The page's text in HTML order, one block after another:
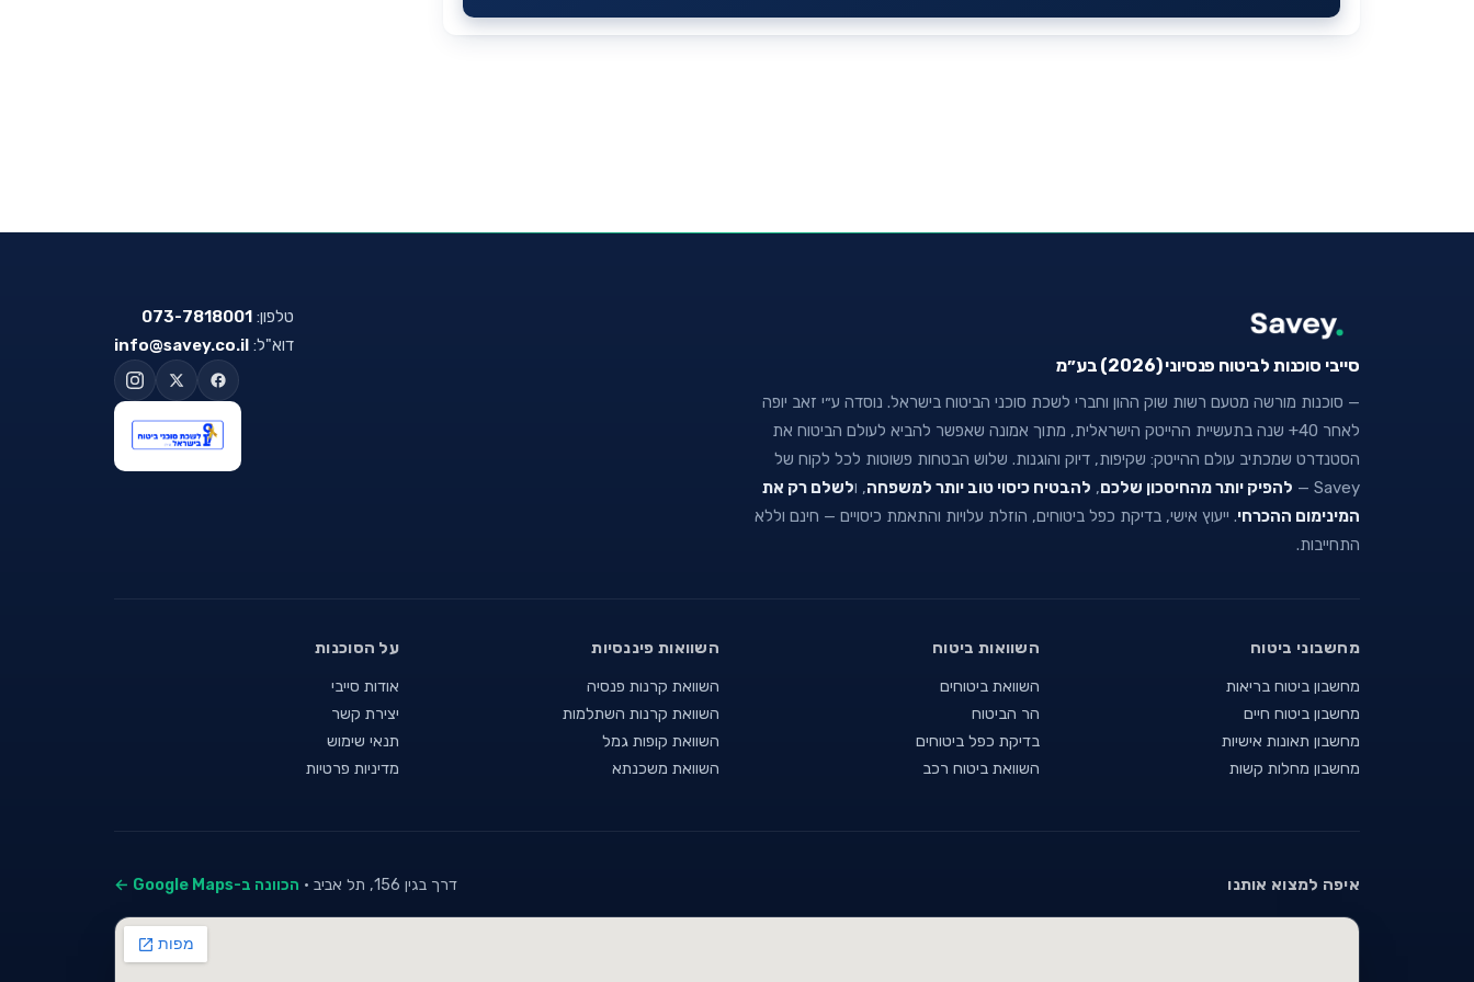
סייבי סוכנות לביטוח פנסיוני (2026) בע״מ
— סוכנות מורשה מטעם רשות שוק ההון וחברי לשכת סוכני הביטוח בישראל. נוסדה ע״י זאב יופה
לאחר 40+ שנה בתעשיית ההייטק הישראלית, מתוך אמונה שאפשר להביא לעולם הביטוח את
הסטנדרט שמכתיב עולם ההייטק: שקיפות, דיוק והוגנות. שלוש הבטחות פשוטות לכל לקוח של
Savey —
להפיק יותר מהחיסכון שלכם, להבטיח כיסוי טוב יותר למשפחה, ולשלם רק את
המינימום ההכרחי. ייעוץ אישי, בדיקת כפל ביטוחים, הוזלת עלויות והתאמת כיסויים — חינם וללא
התחייבות.
טלפון: 073-7818001
דוא"ל: info@savey.co.il
מחשבוני ביטוח
מחשבון ביטוח בריאות
מחשבון ביטוח חיים
מחשבון תאונות אישיות
מחשבון מחלות קשות
השוואות ביטוח
השוואת ביטוחים
הר הביטוח
בדיקת כפל ביטוחים
השוואת ביטוח רכב
השוואות פיננסיות
השוואת קרנות פנסיה
השוואת קרנות השתלמות
השוואת קופות גמל
השוואת משכנתא
על הסוכנות
אודות סייבי
יצירת קשר
תנאי שימוש
מדיניות פרטיות
איפה למצוא אותנו דרך בגין 156, תל אביב · הכוונה ב-Google Maps ←